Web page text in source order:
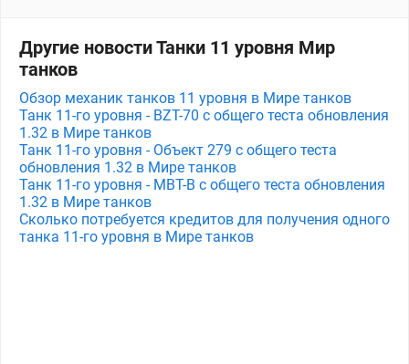
Другие новости Танки 11 уровня Мир
танков
Обзор механик танков 11 уровня в Мире танков
Танк 11-го уровня - BZT-70 с общего теста обновления
1.32 в Мире танков
Танк 11-го уровня - Объект 279 с общего теста
обновления 1.32 в Мире танков
Танк 11-го уровня - MBT-B с общего теста обновления
1.32 в Мире танков
Сколько потребуется кредитов для получения одного
танка 11-го уровня в Мире танков